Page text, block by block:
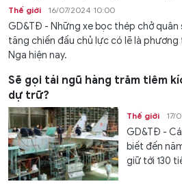
Thế giới 16/07/2024 10:00
GD&TĐ - Những xe bọc thép chở quân
tăng chiến đấu chủ lực có lẽ là
Nga hiện nay.
Sẽ gọi tái ngũ hàng trăm tiêm
dự trữ?
Thế giới 17/
GD&TĐ -
biết đến
giữ tới 130